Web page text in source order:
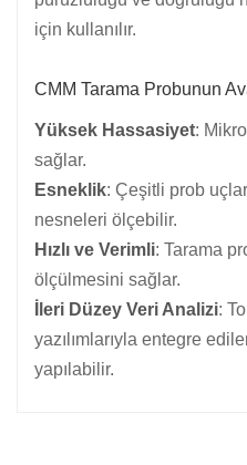
için kullanılır.
CMM Tarama Probunun
Yüksek Hassasiyet:
sağlar.
Esneklik: Çeşitli prob
nesneleri ölçebilir.
Hızlı ve Verimli: Tarama
ölçülmesini sağlar.
İleri Düzey Veri Analizi:
yazılımlarıyla entegre
yapılabilir.